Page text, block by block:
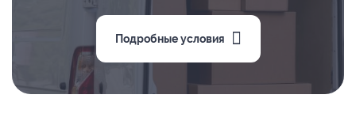
Подробные условия